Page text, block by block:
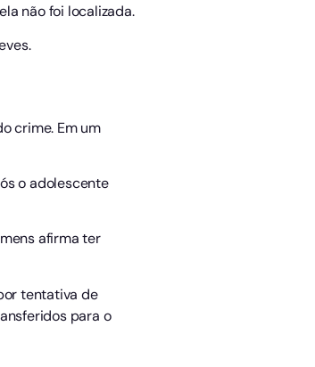
não foi localizada.
crime. Em um
o adolescente
afirma ter
tentativa de
para o